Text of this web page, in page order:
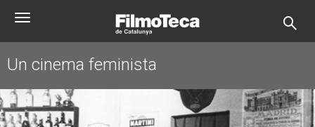
Toggle
Un cinema feminista